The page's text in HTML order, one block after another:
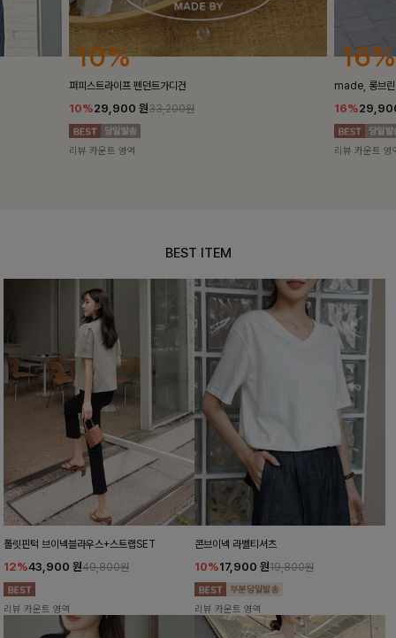
10%
퍼피스트라이프 펜던트가디건
10%29,900원33,200원
리뷰 카운트 영역
16%
made, 롱브린
16%
리뷰 카운트 영
BEST ITEM
폴릿핀턱 브이넥블라우스+스트랩SET
12%43,900 원49,800원
리뷰 카운트 영역
콘브이넥 라벨티셔츠
10%17,900 원19,800원
리뷰 카운트 영역